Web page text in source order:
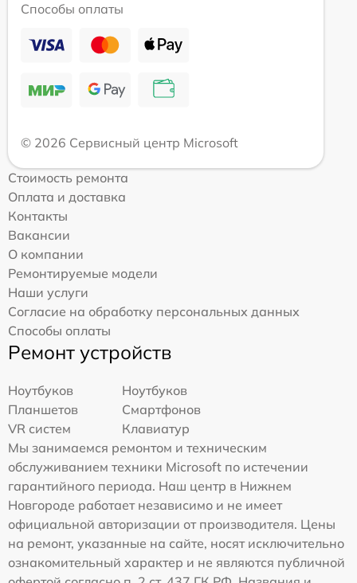
Способы оплаты
© 2026 Сервисный центр Microsoft
Стоимость ремонта
Оплата и доставка
Контакты
Вакансии
О компании
Ремонтируемые модели
Наши услуги
Согласие на обработку персональных данных
Способы оплаты
Ремонт устройств
Ноутбуков
Ноутбуков
Планшетов
Смартфонов
VR систем
Клавиатур
Мы занимаемся ремонтом и техническим
обслуживанием техники Microsoft по истечении
гарантийного периода. Наш центр в Нижнем
Новгороде работает независимо и не имеет
официальной авторизации от производителя. Цены
на ремонт, указанные на сайте, носят исключительно
ознакомительный характер и не являются публичной